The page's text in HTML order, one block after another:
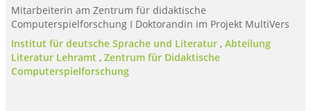
Mitarbeiterin am Zentrum für didaktische
Computerspielforschung I Doktorandin im Projekt MultiVers
Institut für deutsche Sprache und Literatur , Abteilung
Literatur Lehramt , Zentrum für Didaktische
Computerspielforschung